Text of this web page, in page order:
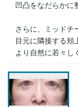
凹凸をなだらかに
さらに、ミッドチ
目元に隣接する頬
より自然に若々し